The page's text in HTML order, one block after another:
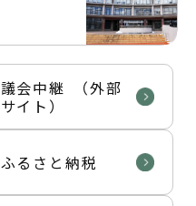
議会中継 （外部
サイト）
ふるさと納税